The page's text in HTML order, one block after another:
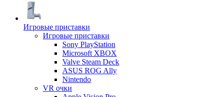
Игровые приставки
Игровые приставки
Sony PlayStation
Microsoft XBOX
Valve Steam Deck
ASUS ROG Ally
Nintendo
VR очки